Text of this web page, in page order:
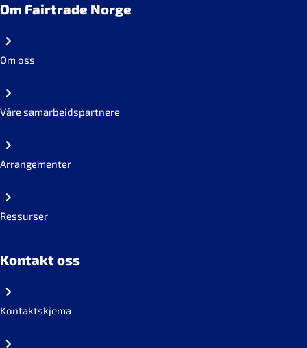
Om Fairtrade Norge
Om oss
Våre samarbeidspartnere
Arrangementer
Ressurser
Kontakt oss
Kontaktskjema